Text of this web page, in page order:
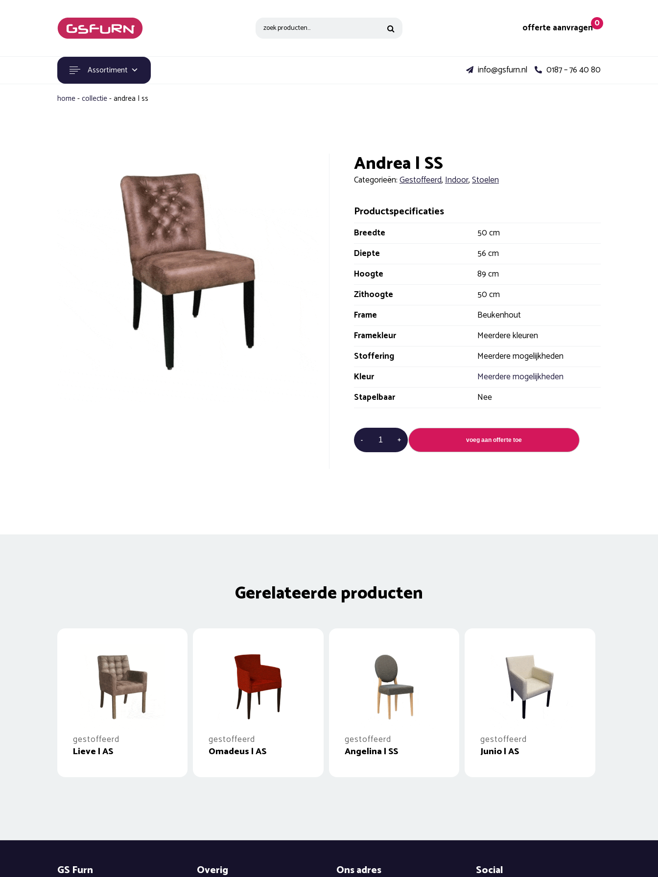
Zoeken
offerte aanvragen0
Assortiment info@gsfurn.nl 0187 – 76 40 80
home-collectie-andrea | ss
Andrea | SS
Categorieën:Gestoffeerd,Indoor,Stoelen
Productspecificaties
Breedte
50 cm
Diepte
56 cm
Hoogte
89 cm
Zithoogte
50 cm
Frame
Beukenhout
Framekleur
Meerdere kleuren
Stoffering
Meerdere mogelijkheden
Kleur
Meerdere mogelijkheden
Stapelbaar
Nee
- + voeg aan offerte toe
Gerelateerde producten
gestoffeerd
Lieve | AS
gestoffeerd
Omadeus | AS
gestoffeerd
Angelina | SS
gestoffeerd
Junio | AS
GS Furn Overig Ons adres Social